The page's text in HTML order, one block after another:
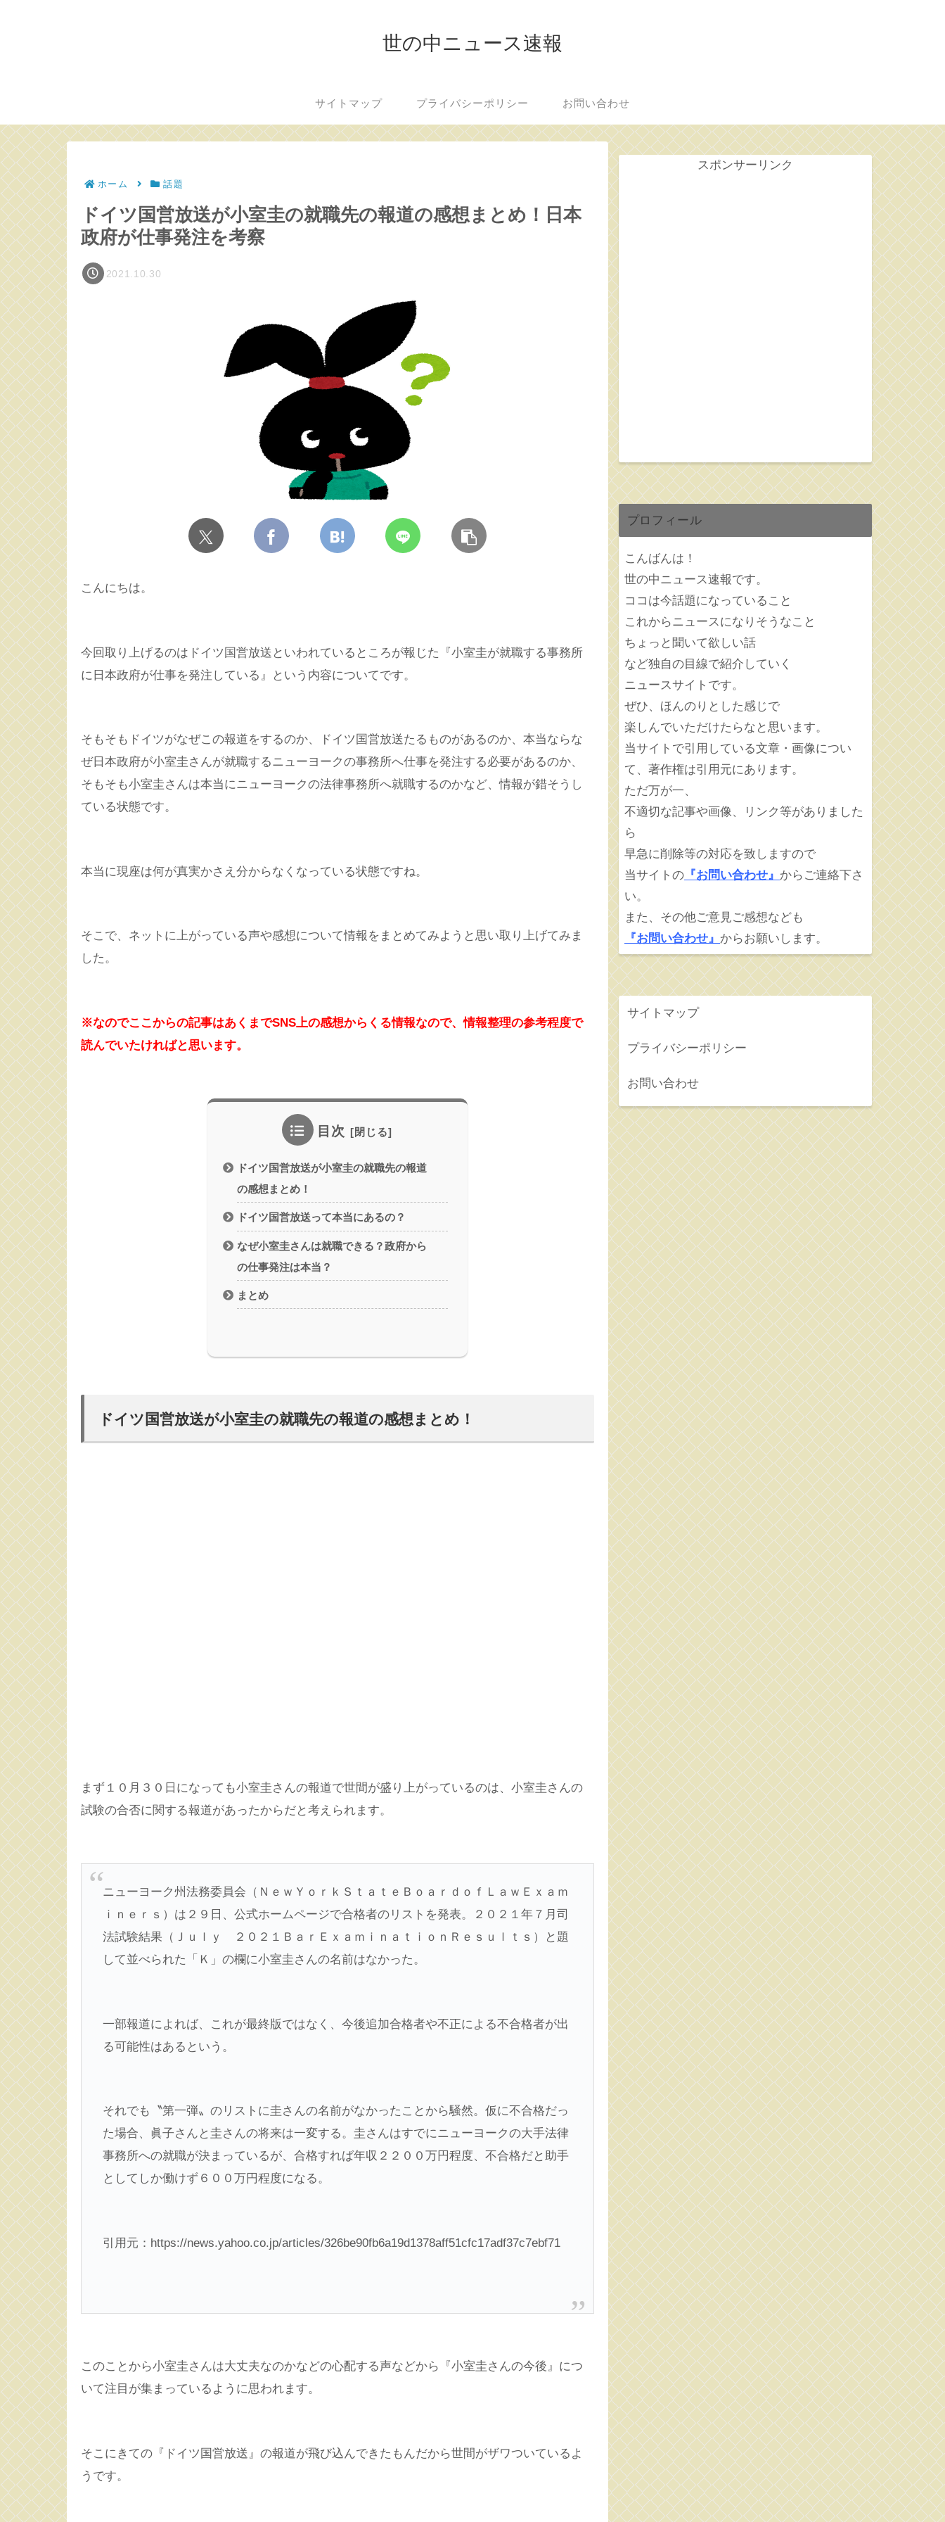
世の中ニュース速報
サイトマップ プライバシーポリシー お問い合わせ
ホーム 話題
ドイツ国営放送が小室圭の就職先の報道の感想まとめ！日本
政府が仕事発注を考察
2021.10.30
こんにちは。
今回取り上げるのはドイツ国営放送といわれているところが報じた『小室圭が就職する事務所
に日本政府が仕事を発注している』という内容についてです。
そもそもドイツがなぜこの報道をするのか、ドイツ国営放送たるものがあるのか、本当ならな
ぜ日本政府が小室圭さんが就職するニューヨークの事務所へ仕事を発注する必要があるのか、
そもそも小室圭さんは本当にニューヨークの法律事務所へ就職するのかなど、情報が錯そうし
ている状態です。
本当に現座は何が真実かさえ分からなくなっている状態ですね。
そこで、ネットに上がっている声や感想について情報をまとめてみようと思い取り上げてみま
した。
※なのでここからの記事はあくまでSNS上の感想からくる情報なので、情報整理の参考程度で
読んでいたければと思います。
目次
ドイツ国営放送が小室圭の就職先の報道
の感想まとめ！
ドイツ国営放送って本当にあるの？
なぜ小室圭さんは就職できる？政府から
の仕事発注は本当？
まとめ
ドイツ国営放送が小室圭の就職先の報道の感想まとめ！
まず１０月３０日になっても小室圭さんの報道で世間が盛り上がっているのは、小室圭さんの
試験の合否に関する報道があったからだと考えられます。
ニューヨーク州法務委員会（ＮｅｗＹｏｒｋＳｔａｔｅＢｏａｒｄｏｆＬａｗＥｘａｍ
ｉｎｅｒｓ）は２９日、公式ホームページで合格者のリストを発表。２０２１年７月司
法試験結果（Ｊｕｌｙ ２０２１ＢａｒＥｘａｍｉｎａｔｉｏｎＲｅｓｕｌｔｓ）と題
して並べられた「Ｋ」の欄に小室圭さんの名前はなかった。
一部報道によれば、これが最終版ではなく、今後追加合格者や不正による不合格者が出
る可能性はあるという。
それでも〝第一弾〟のリストに圭さんの名前がなかったことから騒然。仮に不合格だっ
た場合、眞子さんと圭さんの将来は一変する。圭さんはすでにニューヨークの大手法律
事務所への就職が決まっているが、合格すれば年収２２００万円程度、不合格だと助手
としてしか働けず６００万円程度になる。
引用元：https://news.yahoo.co.jp/articles/326be90fb6a19d1378aff51cfc17adf37c7ebf71
このことから小室圭さんは大丈夫なのかなどの心配する声などから『小室圭さんの今後』につ
いて注目が集まっているように思われます。
そこにきての『ドイツ国営放送』の報道が飛び込んできたもんだから世間がザワついているよ
うです。
スポンサーリンク
プロフィール
こんばんは！
世の中ニュース速報です。
ココは今話題になっていること
これからニュースになりそうなこと
ちょっと聞いて欲しい話
など独自の目線で紹介していく
ニュースサイトです。
ぜひ、ほんのりとした感じで
楽しんでいただけたらなと思います。
当サイトで引用している文章・画像につい
て、著作権は引用元にあります。
ただ万が一、
不適切な記事や画像、リンク等がありました
ら
早急に削除等の対応を致しますので
当サイトの 『お問い合わせ』 からご連絡下さ
い。
また、その他ご意見ご感想なども
『お問い合わせ』 からお願いします。
サイトマップ
プライバシーポリシー
お問い合わせ